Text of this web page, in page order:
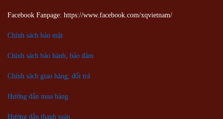
Facebook Fanpage: https://www.facebook.com/xqvietnam/
Chính sách bảo mật
Chính sách bảo hành, bảo đảm
Chính sách giao hàng, đổi trả
Hướng dẫn mua hàng
Hướng dẫn thanh toán